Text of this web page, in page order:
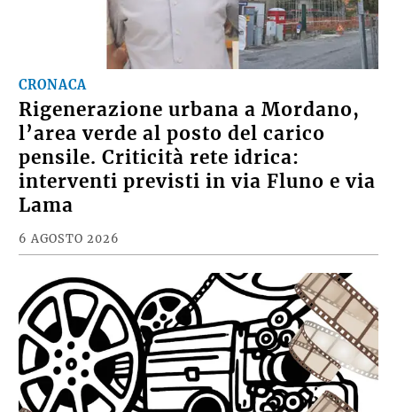
CRONACA
Rigenerazione urbana a Mordano,
l’area verde al posto del carico
pensile. Criticità rete idrica:
interventi previsti in via Fluno e via
Lama
6 AGOSTO 2026